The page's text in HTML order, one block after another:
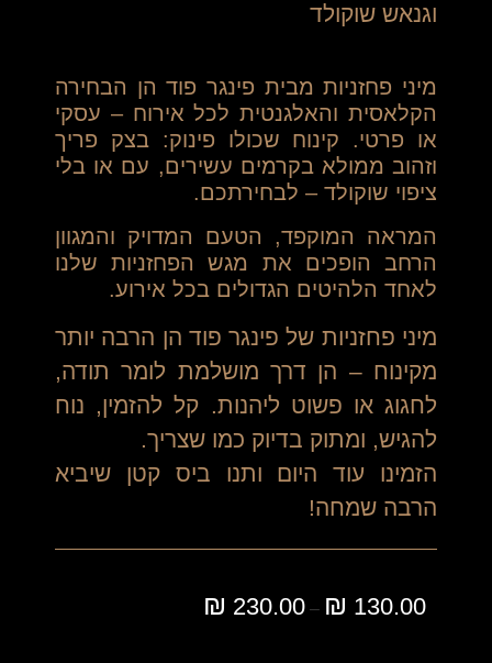
וגנאש שוקולד
מיני פחזניות מבית פינגר פוד הן הבחירה
הקלאסית והאלגנטית לכל אירוח – עסקי
או פרטי. קינוח שכולו פינוק: בצק פריך
וזהוב ממולא בקרמים עשירים, עם או בלי
ציפוי שוקולד – לבחירתכם.
המראה המוקפד, הטעם המדויק והמגוון
הרחב הופכים את מגש הפחזניות שלנו
לאחד הלהיטים הגדולים בכל אירוע.
מיני פחזניות של פינגר פוד הן הרבה יותר
מקינוח – הן דרך מושלמת לומר תודה,
לחגוג או פשוט ליהנות. קל להזמין, נוח
להגיש, ומתוק בדיוק כמו שצריך.
הזמינו עוד היום ותנו ביס קטן שיביא
הרבה שמחה!
₪ 130.00
–
₪ 230.00